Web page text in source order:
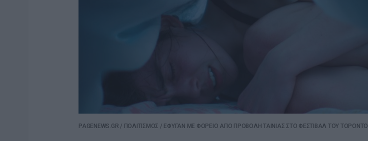
PAGENEWS.GR / ΠΟΛΙΤΙΣΜΟΣ / ΕΦΥΓΑΝ ΜΕ ΦΟΡΕΙΟ ΑΠΟ ΠΡΟΒΟΛΗ ΤΑΙΝΙΑΣ ΣΤΟ ΦΕΣΤΙΒΑΛ ΤΟΥ ΤΟΡΟΝΤΟ